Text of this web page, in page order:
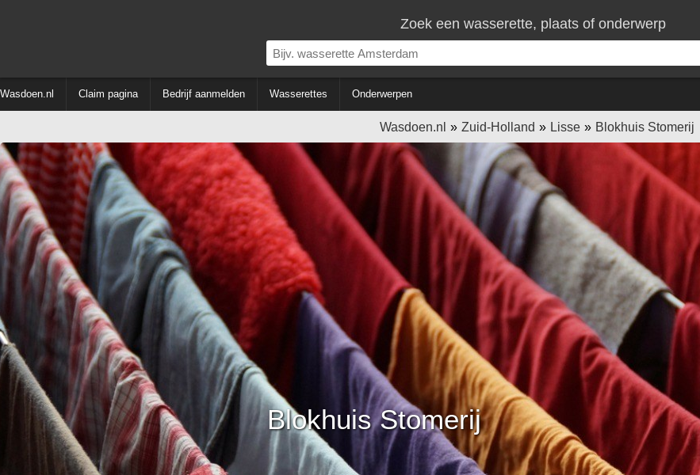
Zoek een wasserette, plaats of onderwerp
Wasdoen.nl Claim pagina Bedrijf aanmelden Wasserettes Onderwerpen
Wasdoen.nl Zuid-Holland Lisse Blokhuis Stomerij
Blokhuis Stomerij